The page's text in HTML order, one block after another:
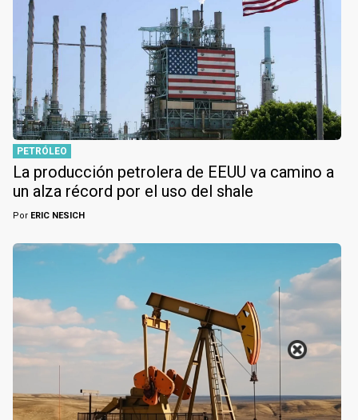
PETRÓLEO
La producción petrolera de EEUU va camino a
un alza récord por el uso del shale
Por ERIC NESICH